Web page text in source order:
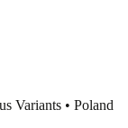
Variants • Poland